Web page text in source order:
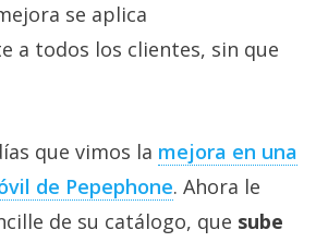
se aplica
a todos los clientes, sin que
que vimos la mejora en una
de Pepephone‎. Ahora le
de su catálogo, que sube